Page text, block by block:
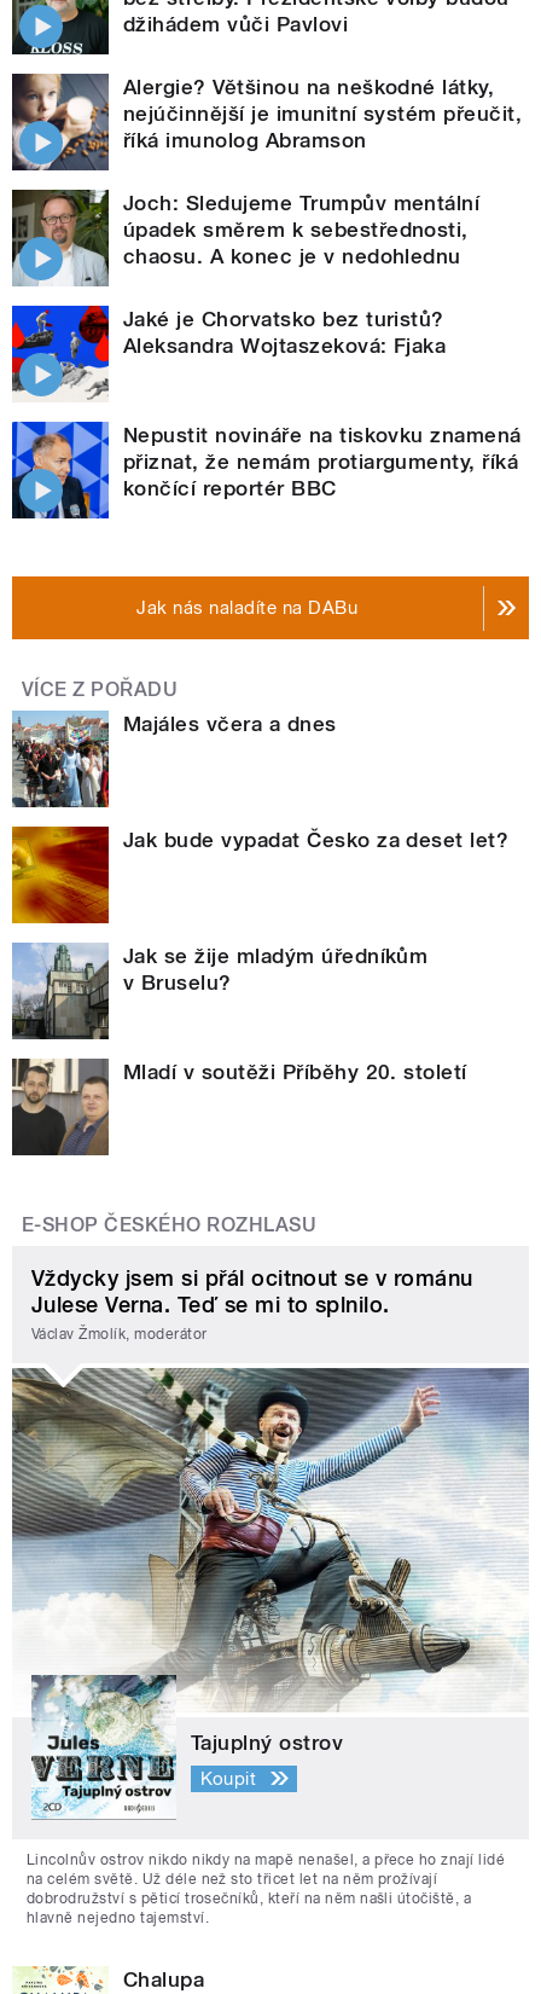
džihádem vůči Pavlovi
Alergie? Většinou na neškodné látky,
nejúčinnější je imunitní systém přeučit,
říká imunolog Abramson
Joch: Sledujeme Trumpův mentální
úpadek směrem k sebestřednosti,
chaosu. A konec je v nedohlednu
Jaké je Chorvatsko bez turistů?
Aleksandra Wojtaszeková: Fjaka
Nepustit novináře na tiskovku znamená
přiznat, že nemám protiargumenty, říká
končící reportér BBC
Jak nás naladíte na DABu
VÍCE Z POŘADU
Majáles včera a dnes
Jak bude vypadat Česko za deset let?
Jak se žije mladým úředníkům
v Bruselu?
Mladí v soutěži Příběhy 20. století
E-SHOP ČESKÉHO ROZHLASU
Vždycky jsem si přál ocitnout se v románu
Julese Verna. Teď se mi to splnilo.
Václav Žmolík, moderátor
Tajuplný ostrov
Koupit
Lincolnův ostrov nikdo nikdy na mapě nenašel, a přece ho znají lidé
na celém světě. Už déle než sto třicet let na něm prožívají
dobrodružství s pěticí trosečníků, kteří na něm našli útočiště, a
hlavně nejedno tajemství.
Chalupa